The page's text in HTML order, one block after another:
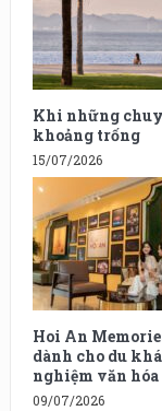
Khi những
khoảng trống
15/07/2026
Hoi An
dành cho du
nghiệm văn hóa
09/07/2026